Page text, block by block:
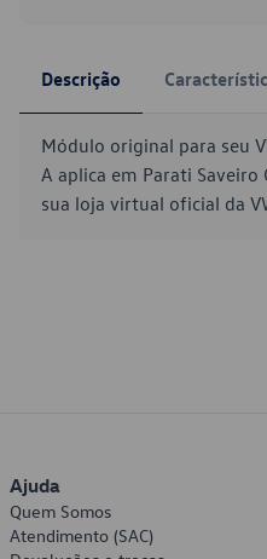
Descrição
Módulo original para seu
A aplica em Parati Saveiro
sua loja virtual oficial da
Ajuda
Quem Somos
Atendimento (SAC)